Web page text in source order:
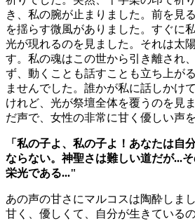
き、私の腕が止まりました。前を見
を揺らす微風がありました。すぐに
光が現れるのを見ました。それは太
す。私の魂はこの世から引き離され
ず、動くことも話すことも立ち上が
ませんでした。誰かが私に話しかけ
けれど、光が祭壇全体を覆うのを見
だ声で、女性の非常に甘く優しい声
「私の子よ、私の子よ！あなたは自
ならない。神聖さは難しい道だが...
栄光である..."
あの声の甘さにマルコスは陶酔しま
甘く、優しくて、自分が生きている